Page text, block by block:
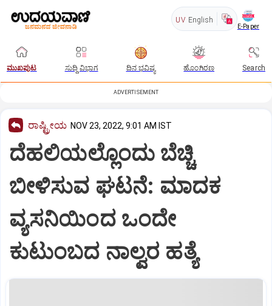
UV English
E-Paper
ಮುಖಪುಟ ಸುದ್ದಿ ವಿಭಾಗ ದಿನ ಭವಿಷ್ಯ ಹೊಂಗಿರಣ Search
ADVERTISEMENT
ರಾಷ್ಟ್ರೀಯ NOV 23, 2022, 9:01 AM IST
ದೆಹಲಿಯಲ್ಲೊಂದು ಬೆಚ್ಚಿ
ಬೀಳಿಸುವ ಘಟನೆ: ಮಾದಕ
ವ್ಯಸನಿಯಿಂದ ಒಂದೇ
ಕುಟುಂಬದ ನಾಲ್ವರ ಹತ್ಯೆ